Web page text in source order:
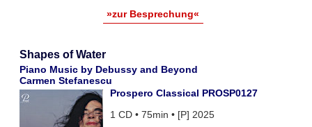
»zur Besprechung«
Shapes of Water
Piano Music by Debussy and Beyond
Carmen Stefanescu
Prospero Classical PROSP0127
1 CD • 75min • [P] 2025